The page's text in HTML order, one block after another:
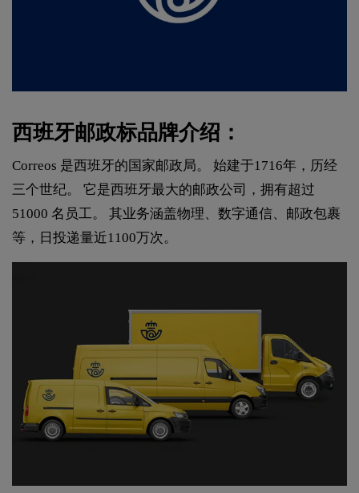
西班牙邮政标品牌介绍：
Correos 是西班牙的国家邮政局。 始建于1716年，历经
三个世纪。 它是西班牙最大的邮政公司，拥有超过
51000 名员工。 其业务涵盖物理、数字通信、邮政包裹
等，日投递量近1100万次。